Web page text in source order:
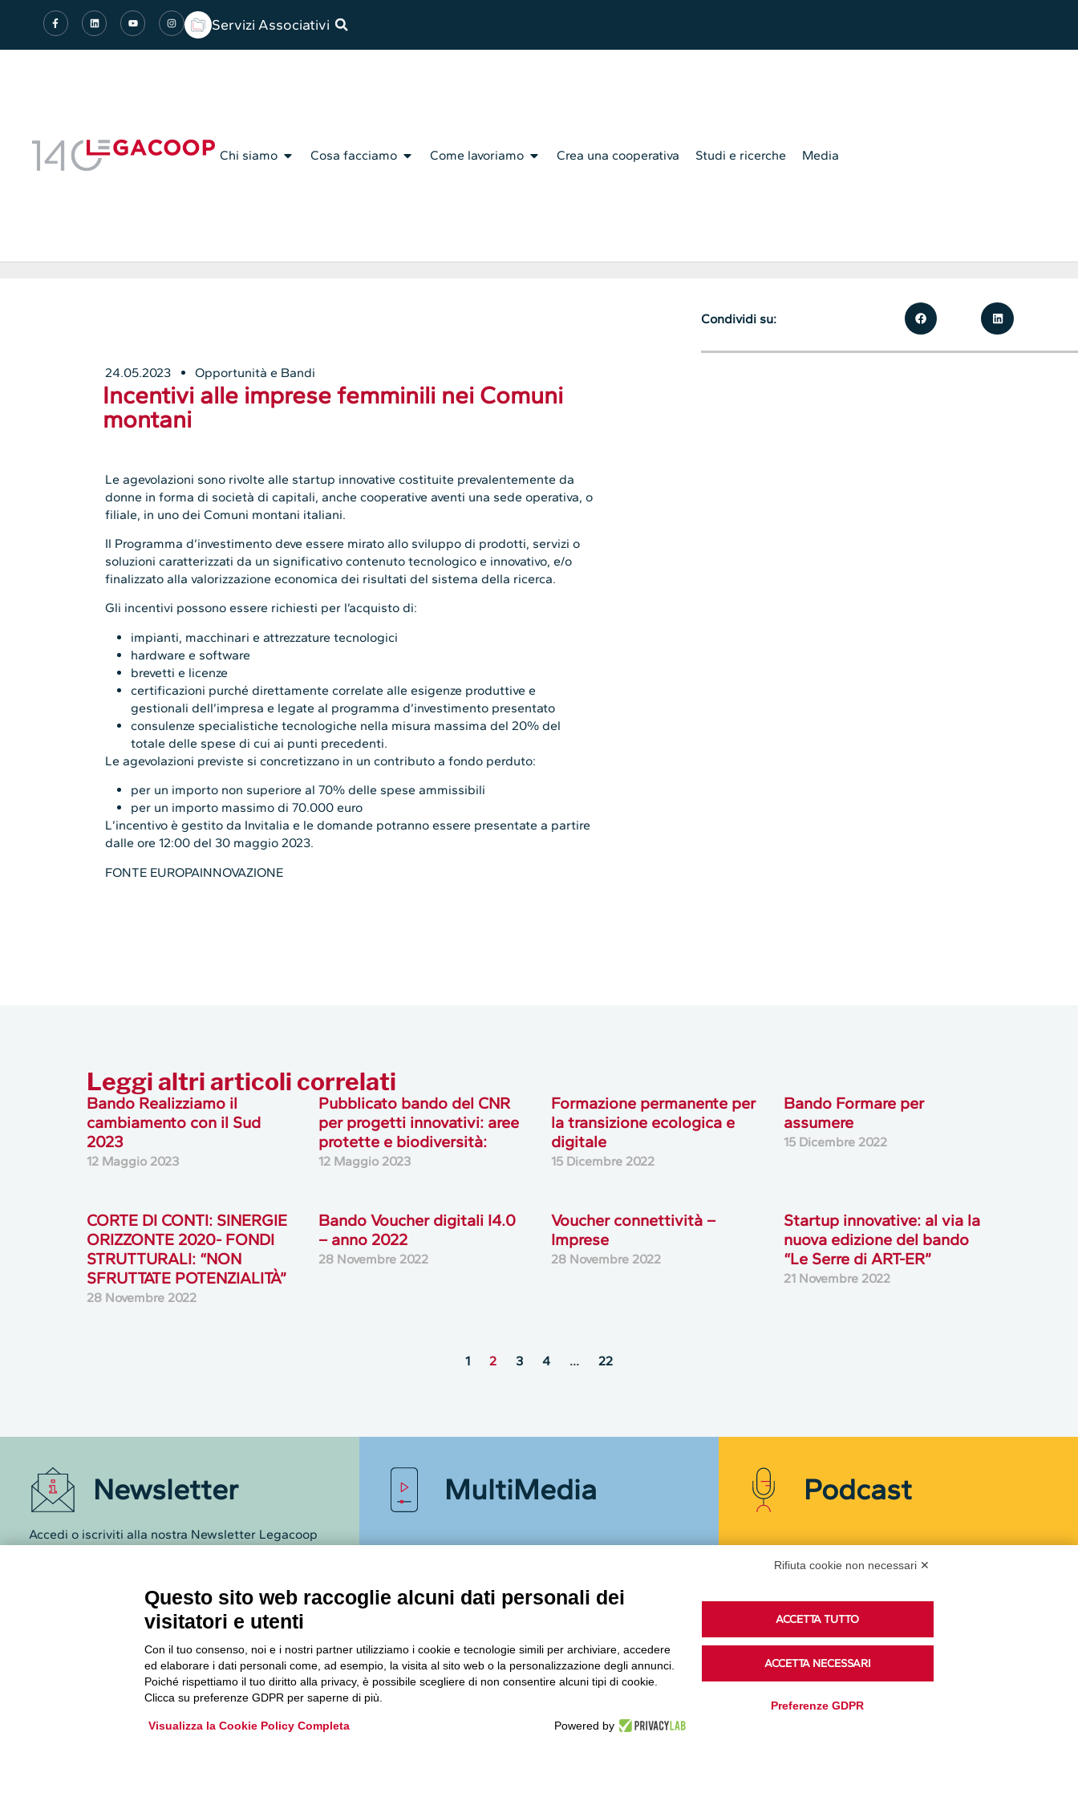
Servizi Associativi
Chi siamo Cosa facciamo Come lavoriamo Crea una cooperativa Studi e ricerche Media
24.05.2023 Opportunità e Bandi
Incentivi alle imprese femminili nei Comuni
montani
Le agevolazioni sono rivolte alle startup innovative costituite prevalentemente da
donne in forma di società di capitali, anche cooperative aventi una sede operativa, o
filiale, in uno dei Comuni montani italiani.
Il Programma d’investimento deve essere mirato allo sviluppo di prodotti, servizi o
soluzioni caratterizzati da un significativo contenuto tecnologico e innovativo, e/o
finalizzato alla valorizzazione economica dei risultati del sistema della ricerca.
Gli incentivi possono essere richiesti per l’acquisto di:
impianti, macchinari e attrezzature tecnologici
hardware e software
brevetti e licenze
certificazioni purché direttamente correlate alle esigenze produttive e
gestionali dell’impresa e legate al programma d’investimento presentato
consulenze specialistiche tecnologiche nella misura massima del 20% del
totale delle spese di cui ai punti precedenti.
Le agevolazioni previste si concretizzano in un contributo a fondo perduto:
per un importo non superiore al 70% delle spese ammissibili
per un importo massimo di 70.000 euro
L’incentivo è gestito da Invitalia e le domande potranno essere presentate a partire
dalle ore 12:00 del 30 maggio 2023.
FONTE EUROPAINNOVAZIONE
Condividi su:
Leggi altri articoli correlati
Bando Realizziamo il
cambiamento con il Sud
2023
12 Maggio 2023
Pubblicato bando del CNR
per progetti innovativi: aree
protette e biodiversità:
12 Maggio 2023
Formazione permanente per
la transizione ecologica e
digitale
15 Dicembre 2022
Bando Formare per
assumere
15 Dicembre 2022
CORTE DI CONTI: SINERGIE
ORIZZONTE 2020- FONDI
STRUTTURALI: “NON
SFRUTTATE POTENZIALITÀ”
28 Novembre 2022
Bando Voucher digitali I4.0
– anno 2022
28 Novembre 2022
Voucher connettività –
Imprese
28 Novembre 2022
Startup innovative: al via la
nuova edizione del bando
“Le Serre di ART-ER”
21 Novembre 2022
1 2 3 4 … 22
Newsletter
Accedi o iscriviti alla nostra Newsletter Legacoop
Archivio Newsletter
MultiMedia
Accedi a Youtube
Podcast
Ascolta i podcast di approfondimento di Legacoop
Seguici sui nostri canali social:
Rifiuta cookie non necessari ✕
Questo sito web raccoglie alcuni dati personali dei
visitatori e utenti
Con il tuo consenso, noi e i nostri partner utilizziamo i cookie e tecnologie simili per archiviare, accedere
ed elaborare i dati personali come, ad esempio, la visita al sito web o la personalizzazione degli annunci.
Poiché rispettiamo il tuo diritto alla privacy, è possibile scegliere di non consentire alcuni tipi di cookie.
Clicca su preferenze GDPR per saperne di più.
Visualizza la Cookie Policy Completa Powered by
ACCETTA TUTTO
ACCETTA NECESSARI
Preferenze GDPR